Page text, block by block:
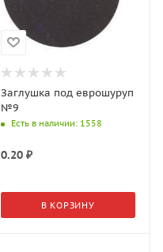
Заглушка под еврошуруп
№9
Есть в наличии: 1558
0.20₽
В КОРЗИНУ